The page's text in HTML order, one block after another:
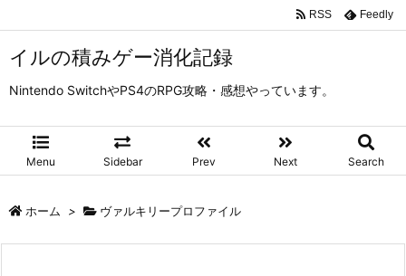
イルの積みゲー消化記録
Nintendo SwitchやPS4のRPG攻略・感想やっています。
Menu Sidebar Prev Next Search
RSS Feedly
ホーム > ヴァルキリープロファイル